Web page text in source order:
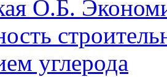
О.Б.
углерода